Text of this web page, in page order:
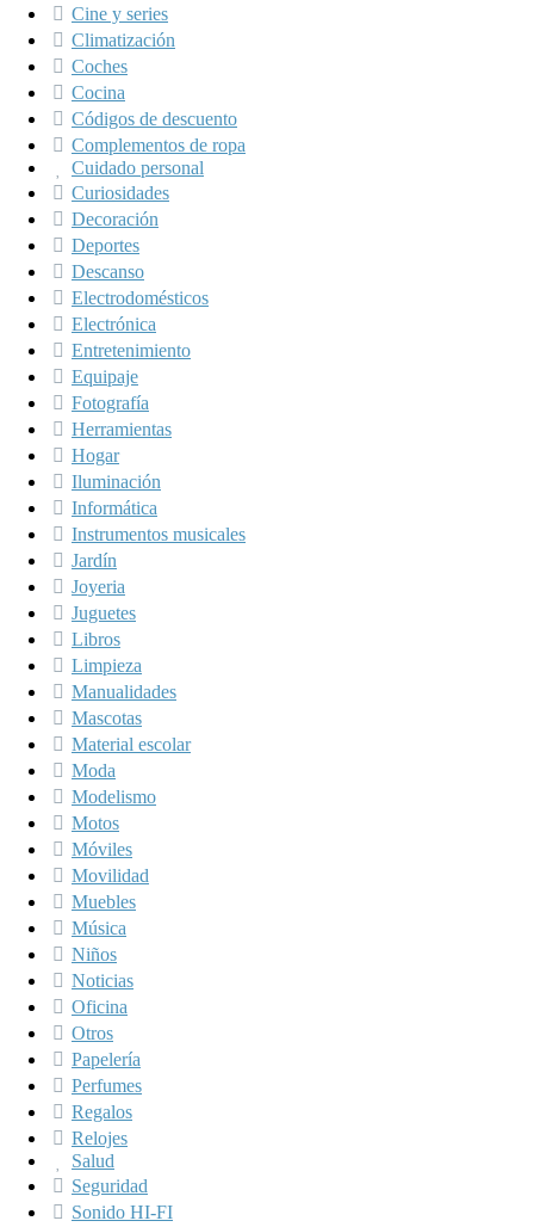
Cine y series
Climatización
Coches
Cocina
Códigos de descuento
Complementos de ropa
Cuidado personal
Curiosidades
Decoración
Deportes
Descanso
Electrodomésticos
Electrónica
Entretenimiento
Equipaje
Fotografía
Herramientas
Hogar
Iluminación
Informática
Instrumentos musicales
Jardín
Joyeria
Juguetes
Libros
Limpieza
Manualidades
Mascotas
Material escolar
Moda
Modelismo
Motos
Móviles
Movilidad
Muebles
Música
Niños
Noticias
Oficina
Otros
Papelería
Perfumes
Regalos
Relojes
Salud
Seguridad
Sonido HI-FI